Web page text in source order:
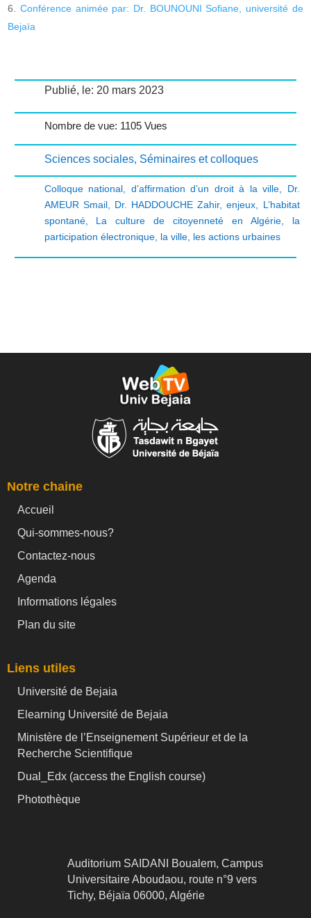
Conférence animée par: Dr. BOUNOUNI Sofiane, université de
Bejaïa
Publié, le: 20 mars 2023
Nombre de vue: 1105 Vues
Sciences sociales, Séminaires et colloques
Colloque national d’affirmation d’un droit à la ville
Dr.
AMEUR Smail, Dr. HADDOUCHE Zahir,enjeux
L’habitat
spontané, La culture de citoyenneté en Algérie, la
participation électronique, la ville, les actions urbaines
Notre chaine
Accueil
Qui-sommes-nous?
Contactez-nous
Agenda
Informations légales
Plan du site
Liens utiles
Université de Bejaia
Elearning Université de Bejaia
Ministère de l’Enseignement Supérieur et de la
Recherche Scientifique
Dual_Edx (access the English course)
Photothèque
Auditorium SAIDANI Boualem, Campus
Universitaire Aboudaou, route n°9 vers
Tichy, Béjaïa 06000, Algérie